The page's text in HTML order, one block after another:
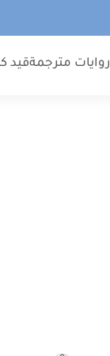
روايات مترجمةقيد